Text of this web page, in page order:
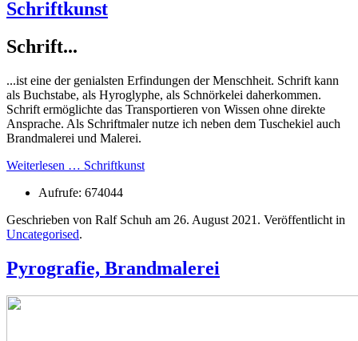
Schriftkunst
Schrift...
...ist eine der genialsten Erfindungen der Menschheit. Schrift kann
als Buchstabe, als Hyroglyphe, als Schnörkelei daherkommen.
Schrift ermöglichte das Transportieren von Wissen ohne direkte
Ansprache. Als Schriftmaler nutze ich neben dem Tuschekiel auch
Brandmalerei und Malerei.
Weiterlesen … Schriftkunst
Aufrufe: 674044
Geschrieben von Ralf Schuh am 26. August 2021 . Veröffentlicht in
Uncategorised.
Pyrografie, Brandmalerei